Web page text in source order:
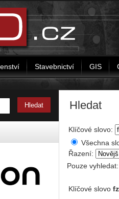
Stavebnictví GIS
Hledat
Klíčové slovo:
Všechna
Řazení:
Pouze
Klíčové slovo